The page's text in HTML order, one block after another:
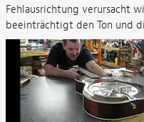
Fehlausrichtung verursacht
beeinträchtigt den Ton und